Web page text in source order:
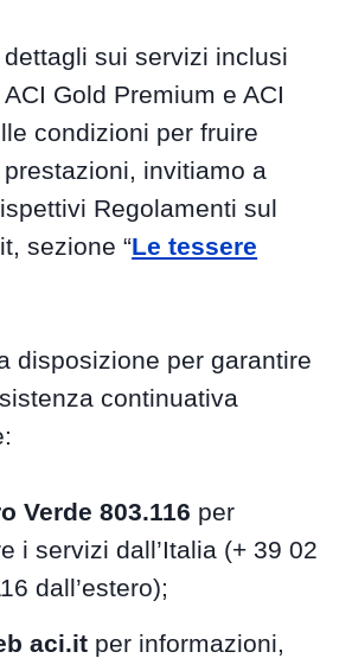
sui servizi inclusi
Gold Premium e ACI
condizioni per fruire
invitiamo a
Regolamenti sul
sezione “Le tessere
disposizione per garantire
continuativa
Verde 803.116 per
i servizi dall’Italia (+ 39 02
dall’estero);
aci.it per informazioni,